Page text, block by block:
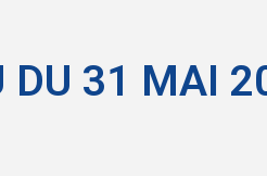
DU 31 MAI